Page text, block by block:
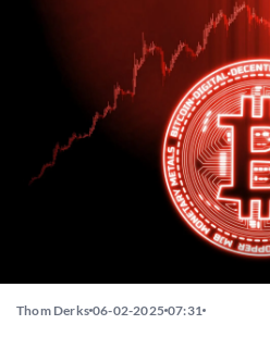
Thom Derks 06-02-2025 07:31